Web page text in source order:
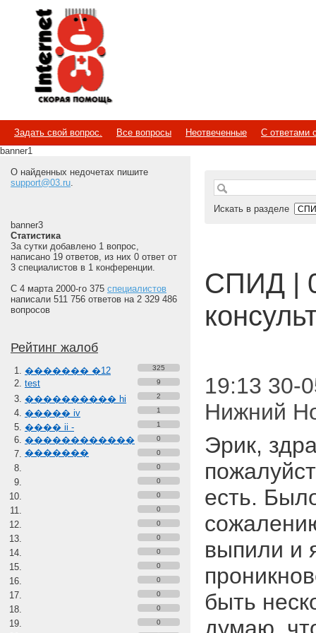
Internet
Скорая помощь
Задать свой вопрос. Все вопросы Неотвеченные
С ответами
banner1
О найденных недочетах пишите
support@03.ru.
banner3
Статистика
За сутки добавлено 1 вопрос,
написано 19 ответов, из них 0 ответ от
3 специалистов в 1 конференции.
С 4 марта 2000-го 375 специалистов
написали 511 756 ответов на 2 329 486
вопросов
Рейтинг жалоб
������� �12 325
test 9
���������� hi 2
����� iv 1
���� ii -
������������
�������
1
0
0
0
0
0
0
0
0
0
0
0
0
0
0
Искать в разделе
СПИД |
19:13 30-
Нижний
Эрик,
есть.
выпили и
быть